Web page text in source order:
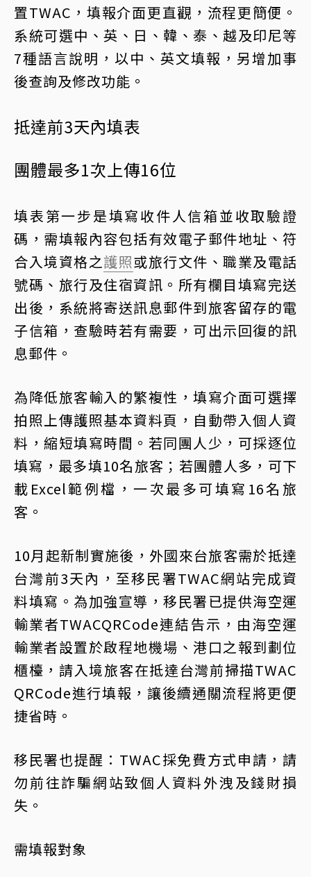
置TWAC，填報介面更直觀，流程更簡便。
系統可選中、英、日、韓、泰、越及印尼等
7種語言說明，以中、英文填報，另增加事
後查詢及修改功能。
抵達前3天內填表
團體最多1次上傳16位
填表第一步是填寫收件人信箱並收取驗證
碼，需填報內容包括有效電子郵件地址、符
合入境資格之護照或旅行文件、職業及電話
號碼、旅行及住宿資訊。所有欄目填寫完送
出後，系統將寄送訊息郵件到旅客留存的電
子信箱，查驗時若有需要，可出示回復的訊
息郵件。
為降低旅客輸入的繁複性，填寫介面可選擇
拍照上傳護照基本資料頁，自動帶入個人資
料，縮短填寫時間。若同團人少，可採逐位
填寫，最多填10名旅客；若團體人多，可下
載Excel範例檔，一次最多可填寫16名旅
客。
10月起新制實施後，外國來台旅客需於抵達
台灣前3天內，至移民署TWAC網站完成資
料填寫。為加強宣導，移民署已提供海空運
輸業者TWACQRCode連結告示，由海空運
輸業者設置於啟程地機場、港口之報到劃位
櫃檯，請入境旅客在抵達台灣前掃描TWAC
QRCode進行填報，讓後續通關流程將更便
捷省時。
移民署也提醒：TWAC採免費方式申請，請
勿前往詐騙網站致個人資料外洩及錢財損
失。
需填報對象